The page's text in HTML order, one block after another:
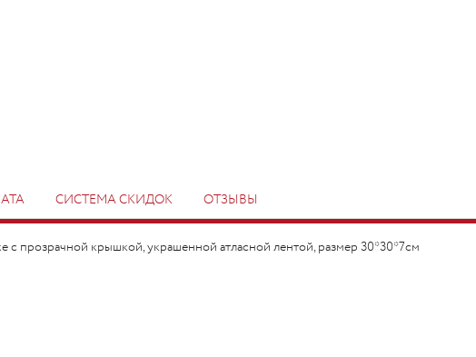
СИСТЕМА СКИДОК ОТЗЫВЫ
прозрачной крышкой, украшенной атласной лентой, размер 30*30*7см